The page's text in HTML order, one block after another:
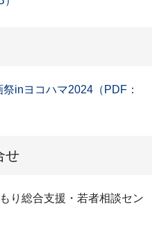
inヨコハマ2024（PDF：
せ
り総合支援・若者相談セン